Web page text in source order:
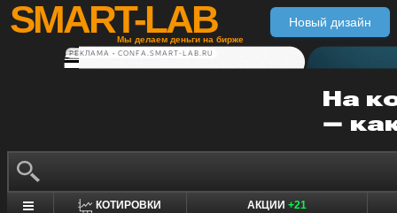
SMART-LAB
Мы делаем деньги на бирже
Новый дизайн
РЕКЛАМА • CONFA.SMART-LAB.RU
КОТИРОВКИ АКЦИИ +21